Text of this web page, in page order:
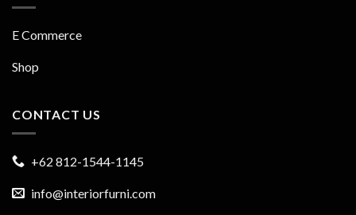
E Commerce
Shop
CONTACT US
+62 812-1544-1145
info@interiorfurni.com